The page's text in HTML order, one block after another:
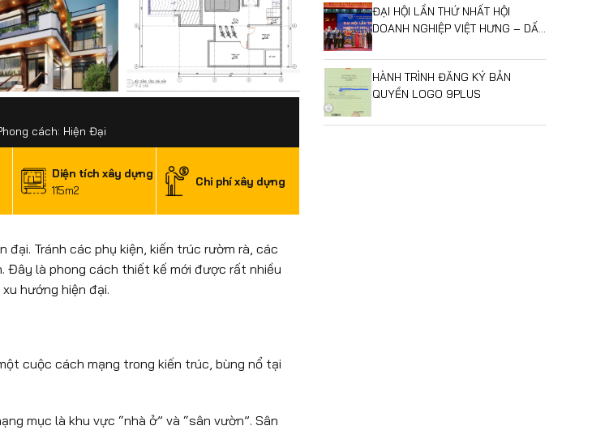
cách: Hiện Đại
Diện tích xây dựng
115m2
Chi phí xây dựng
Tránh các phụ kiện, kiến trúc rườm rà, các
là phong cách thiết kế mới được rất nhiều
hướng hiện đại.
cuộc cách mạng trong kiến trúc, bùng nổ tại
mục là khu vực “nhà ở” và “sân vườn”. Sân
ĐẠI HỘI LẦN THỨ NHẤT HỘI
DOANH NGHIỆP VIỆT HƯNG – DẤU
TRIỂN MỚI
HÀNH TRÌNH ĐĂNG KÝ BẢN
QUYỀN LOGO 9PLUS